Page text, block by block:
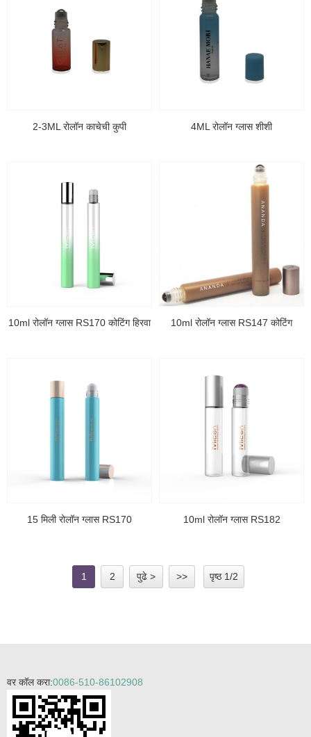
2-3ML रोलॉन काचेची कुपी 4ML रोलॉन ग्लास शीशी
10ml रोलॉन ग्लास RS170 कोटिंग हिरवा 10ml रोलॉन ग्लास RS147 कोटिंग
15 मिली रोलॉन ग्लास RS170 10ml रोलॉन ग्लास RS182
1 2 पुढे > >> पृष्ठ 1/2
वर कॉल करा:0086-510-86102908